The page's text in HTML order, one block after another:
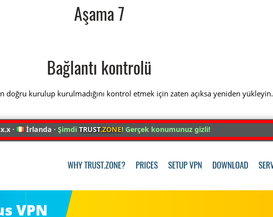
Aşama 7
Bağlantı kontrolü
doğru kurulup kurulmadığını kontrol etmek için zaten açıksa yeniden yükleyin.
· İrlanda · Şimdi TRUST.ZONE! Gerçek konumunuz gizli!